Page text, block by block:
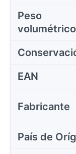
Peso
volumétrico
EAN
Fabricante
País de